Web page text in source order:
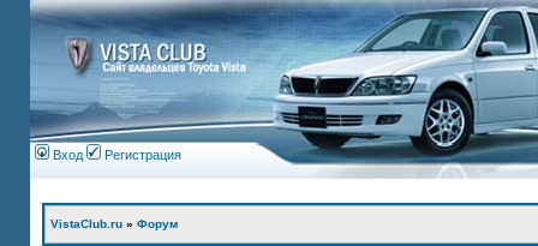
Вход Регистрация
VistaClub.ru » Форум